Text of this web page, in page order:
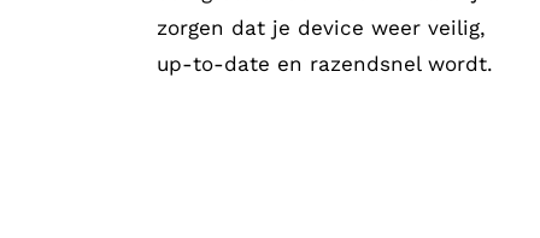
zorgen dat je device weer veilig,
up-to-date en razendsnel wordt.